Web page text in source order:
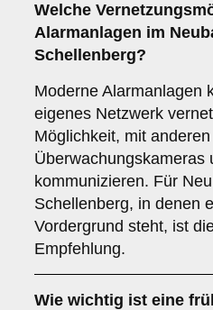
Welche
Alarmanlagen im
Schellenberg?
Moderne Alarmanlagen
eigenes Netzwerk
Möglichkeit, mit
Überwachungskameras
kommunizieren. Für
Schellenberg, in denen
Vordergrund steht, ist
Empfehlung.
Wie wichtig ist eine